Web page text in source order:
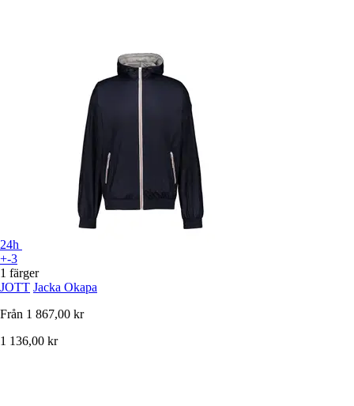
24h
+-3
1 färger
JOTT Jacka Okapa
Från 1 867,00 kr
1 136,00 kr